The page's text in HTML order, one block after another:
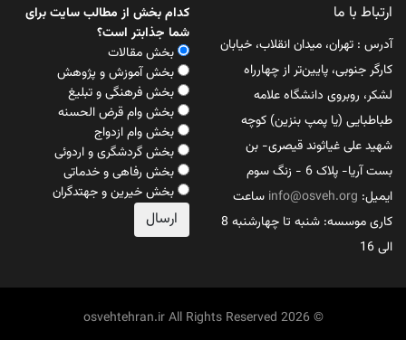
ارتباط با ما
آدرس : تهران، میدان انقلاب، خیابان
کارگر جنوبی، پایین‌تر از چهارراه
لشکر، روبروی دانشگاه علامه
طباطبایی (یا پمپ بنزین) کوچه
شهید علی غیاثوند قیصری- بن
بست آریا- پلاک 6 - زنگ سوم
ایمیل: info@osveh.org ساعت
کاری موسسه: شنبه تا چهارشنبه 8
الی 16
کدام بخش از مطالب سایت برای
شما جذابتر است؟
بخش مقالات
بخش آموزش و پژوهش
بخش فرهنگی و تبلیغ
بخش وام قرض الحسنه
بخش وام ازدواج
بخش گردشگری و اردوئی
بخش رفاهی و خدماتی
بخش خیرین و جهتدگران
© 2026 osvehtehran.ir All Rights Reserved